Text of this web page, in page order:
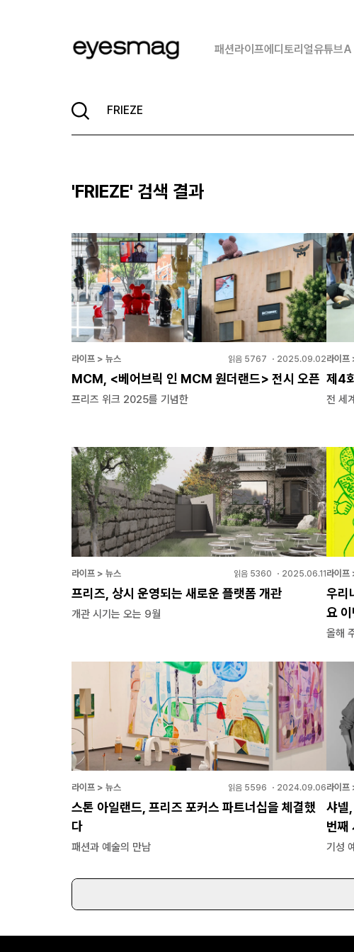
패션라이프에디토리얼유튜브
'FRIEZE' 검색 결과
라이프 > 뉴스 읽음 5767 ・ 2025.09.02
MCM, <베어브릭 인 MCM 원더랜드> 전시 오픈
프리즈 위크 2025를 기념한
라이프
제4
전 세
라이프 > 뉴스 읽음 5360 ・ 2025.06.11
프리즈, 상시 운영되는 새로운 플랫폼 개관
개관 시기는 오는 9월
라이프
우리
요
올해
라이프 > 뉴스 읽음 5596 ・ 2024.09.06
스톤 아일랜드, 프리즈 포커스 파트너십을 체결했
다
패션과 예술의 만남
라이프
샤넬
번째
기성